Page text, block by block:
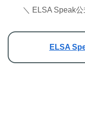
＼ ELSA Speak
ELSA